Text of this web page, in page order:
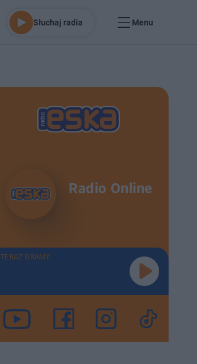
Słuchaj radia Menu
Radio Online
TERAZ GRAMY